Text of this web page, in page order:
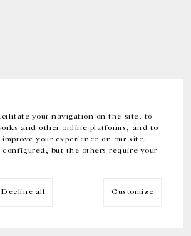
your navigation on the site, to
and other online platforms, and to
your experience on our site.
but the others require your
Decline all Customize
Instagram